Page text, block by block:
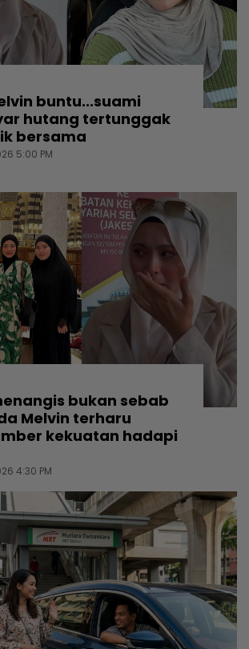
buntu...suami
hutang tertunggak
bersama
5:00 PM
bukan sebab
Melvin terharu
kekuatan hadapi
4:30 PM